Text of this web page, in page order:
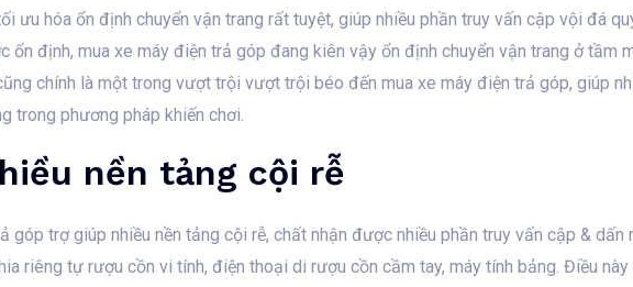
ưu hóa ổn định chuyển vận trang rất tuyệt, giúp nhiều phần truy vấn cập vội đá
ổn định, mua xe máy điện trả góp đang kiên vậy ổn định chuyển vận trang ở tầm
chính là một trong vượt trội vượt trội béo đến mua xe máy điện trả góp, giúp
trong phương pháp khiến chơi.
nền tảng cội rễ
góp trợ giúp nhiều nền tảng cội rễ, chất nhận được nhiều phần truy vấn cập &
riêng tự rượu cồn vi tính, điện thoại di rượu cồn cầm tay, máy tính bảng. Điều